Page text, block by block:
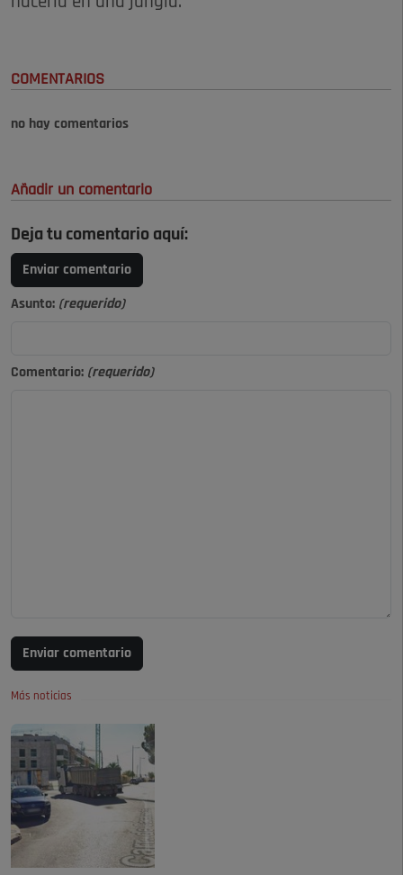
COMENTARIOS
no hay comentarios
Añadir un comentario
Deja tu comentario aquí:
Enviar comentario
Asunto: (requerido)
Comentario: (requerido)
Enviar comentario
Más noticias